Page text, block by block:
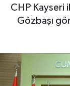
CHP Kayseri
Gözbaşı
Otovitrin
Magazin
Haber